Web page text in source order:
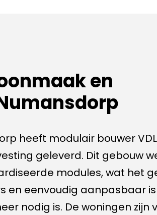
en
heeft modulair bouwer
geleverd. Dit gebouw
modules, wat het
en eenvoudig aanpasbaar
nodig is. De woningen zijn